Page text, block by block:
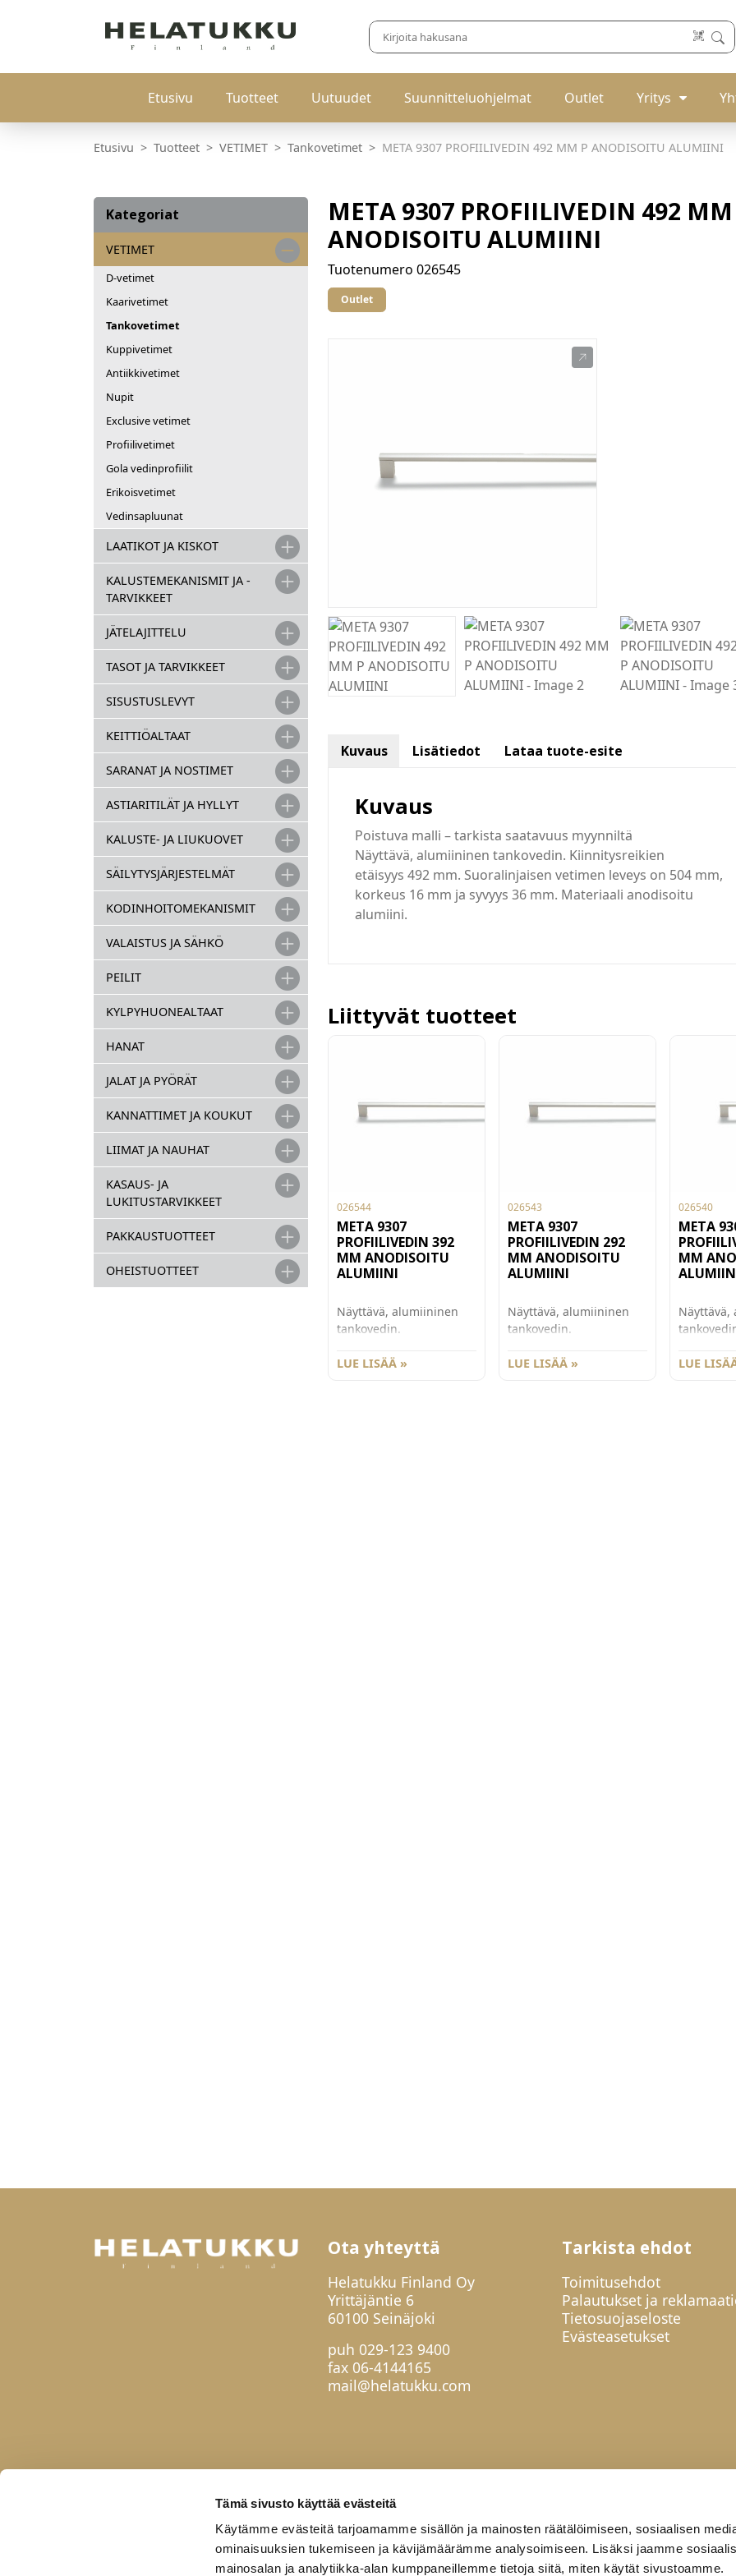
Tämä sivusto käyttää evästeitä
Käytämme evästeitä tarjoamamme sisällön ja mainosten räätälöimiseen, sosiaalisen
ominaisuuksien tukemiseen ja kävijämäärämme analysoimiseen. Lisäksi jaamme
mainosalan ja analytiikka-alan kumppaneillemme tietoja siitä, miten käytät sivustoamme.
Etusivu Tuotteet Uutuudet Suunnitteluohjelmat Outlet Yritys
Etusivu Tuotteet VETIMET Tankovetimet META 9307 PROFIILIVEDIN 492 MM P ANODISOITU ALUMIINI
Kategoriat
VETIMET
D-vetimet
Kaarivetimet
Tankovetimet
Kuppivetimet
Antiikkivetimet
Nupit
Exclusive vetimet
Profiilivetimet
Gola vedinprofiilit
Erikoisvetimet
Vedinsapluunat
LAATIKOT JA KISKOT
KALUSTEMEKANISMIT JA -
TARVIKKEET
JÄTELAJITTELU
TASOT JA TARVIKKEET
SISUSTUSLEVYT
KEITTIÖALTAAT
SARANAT JA NOSTIMET
ASTIARITILÄT JA HYLLYT
KALUSTE- JA LIUKUOVET
SÄILYTYSJÄRJESTELMÄT
KODINHOITOMEKANISMIT
VALAISTUS JA SÄHKÖ
PEILIT
KYLPYHUONEALTAAT
HANAT
JALAT JA PYÖRÄT
KANNATTIMET JA KOUKUT
LIIMAT JA NAUHAT
KASAUS- JA
LUKITUSTARVIKKEET
PAKKAUSTUOTTEET
OHEISTUOTTEET
META 9307 PROFIILIVEDIN 492 MM
ANODISOITU ALUMIINI
Tuotenumero 026545
Outlet
Kuvaus Lisätiedot Lataa tuote-esite
Kuvaus
Poistuva malli – tarkista saatavuus myynniltä
Näyttävä, alumiininen tankovedin. Kiinnitysreikien
etäisyys 492 mm. Suoralinjaisen vetimen leveys on 504 mm,
korkeus 16 mm ja syvyys 36 mm. Materiaali anodisoitu
alumiini.
Liittyvät tuotteet
026544
META 9307
PROFIILIVEDIN 392
MM ANODISOITU
ALUMIINI
Näyttävä, alumiininen
tankovedin.
392 mm. Suoralinjaisen
LUE LISÄÄ »
026543
META 9307
PROFIILIVEDIN 292
MM ANODISOITU
ALUMIINI
Näyttävä, alumiininen
tankovedin.
292 mm. Suoralinjaisen
LUE LISÄÄ »
026540
META
MM
Näyttävä,
128 mm.
LUE
Ota yhteyttä
Helatukku Finland Oy
Yrittäjäntie 6
60100 Seinäjoki
puh 029-123 9400
fax 06-4144165
mail@helatukku.com
Tarkista ehdot
Toimitusehdot
Palautukset ja
Tietosuojaseloste
Evästeasetukset